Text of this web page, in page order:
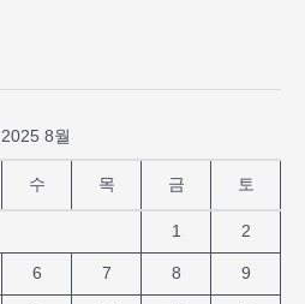
2025 8월
수 목 금 토
1 2
6 7 8 9